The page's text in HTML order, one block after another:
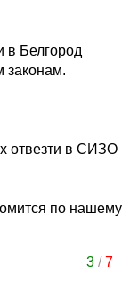
в Белгород
законам.
отвезти в СИЗО
по нашему
3/7